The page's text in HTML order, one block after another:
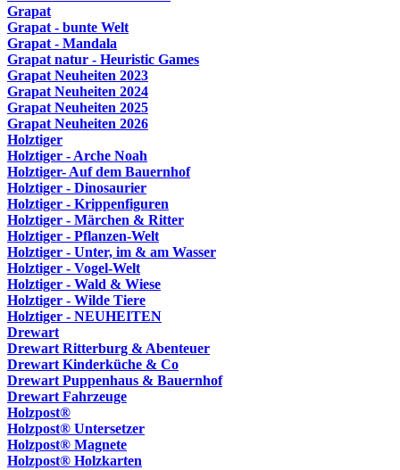
Grapat
Grapat - bunte Welt
Grapat - Mandala
Grapat natur - Heuristic Games
Grapat Neuheiten 2023
Grapat Neuheiten 2024
Grapat Neuheiten 2025
Grapat Neuheiten 2026
Holztiger
Holztiger - Arche Noah
Holztiger- Auf dem Bauernhof
Holztiger - Dinosaurier
Holztiger - Krippenfiguren
Holztiger - Märchen & Ritter
Holztiger - Pflanzen-Welt
Holztiger - Unter, im & am Wasser
Holztiger - Vogel-Welt
Holztiger - Wald & Wiese
Holztiger - Wilde Tiere
Holztiger - NEUHEITEN
Drewart
Drewart Ritterburg & Abenteuer
Drewart Kinderküche & Co
Drewart Puppenhaus & Bauernhof
Drewart Fahrzeuge
Holzpost®
Holzpost® Untersetzer
Holzpost® Magnete
Holzpost® Holzkarten